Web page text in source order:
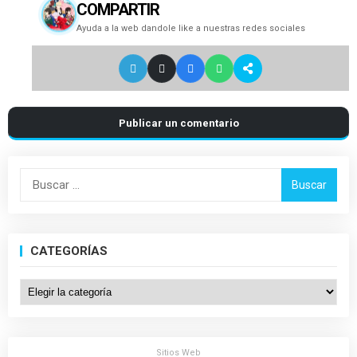
COMPARTIR
Ayuda a la web dandole like a nuestras redes sociales
Publicar un comentario
Buscar:
CATEGORÍAS
Categorías
Sitios Web